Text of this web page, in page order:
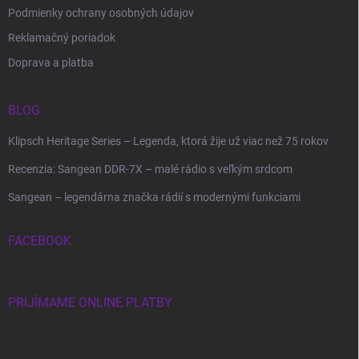
Podmienky ochrany osobných údajov
Reklamačný poriadok
Doprava a platba
BLOG
Klipsch Heritage Series – Legenda, ktorá žije už viac než 75 rokov
Recenzia: Sangean DDR-7X – malé rádio s veľkým srdcom
Sangean – legendárna značka rádií s modernými funkciami
FACEBOOK
PRIJÍMAME ONLINE PLATBY